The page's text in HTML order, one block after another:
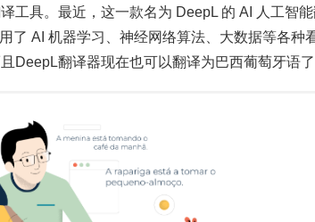
工具。最近，这一款名为 DeepL 的 AI 人工智
了 AI 机器学习、神经网络算法、大数据等各种
DeepL翻译器现在也可以翻译为巴西葡萄牙语了